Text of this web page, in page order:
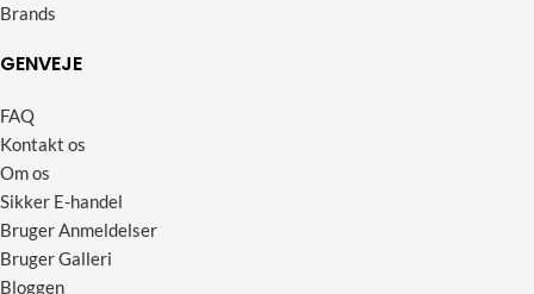
Brands
GENVEJE
FAQ
Kontakt os
Om os
Sikker E-handel
Bruger Anmeldelser
Bruger Galleri
Bloggen